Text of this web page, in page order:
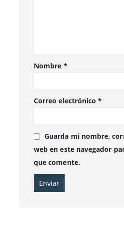
Nombre *
Correo electrónico*
Guarda mi nombre,
web en este navegador
que comente.